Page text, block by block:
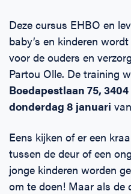
Inloggen
Deze cursus EHBO en
baby’s en kinderen
voor de ouders en
Partou Olle. De training
Boedapestlaan 75,
donderdag 8 januari van
Eens kijken of er een
tussen de deur of een
jonge kinderen worden
om te doen! Maar als de